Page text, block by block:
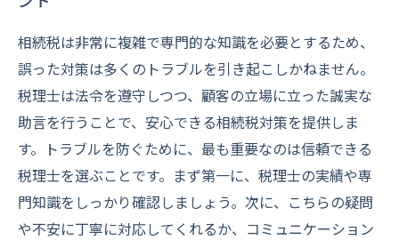
相続税は非常に複雑で専門的な知識を必要とするため、
誤った対策は多くのトラブルを引き起こしかねません。
税理士は法令を遵守しつつ、顧客の立場に立った誠実な
助言を行うことで、安心できる相続税対策を提供しま
す。トラブルを防ぐために、最も重要なのは信頼できる
税理士を選ぶことです。まず第一に、税理士の実績や専
門知識をしっかり確認しましょう。次に、こちらの疑問
や不安に丁寧に対応してくれるか、コミュニケーション